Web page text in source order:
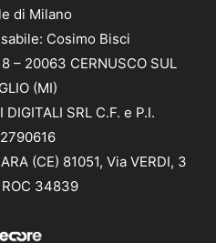
di Milano
Cosimo Bisci
– 20063 CERNUSCO SUL
(MI)
SRL C.F. e P.I.
(CE) 81051, Via VERDI, 3
34839